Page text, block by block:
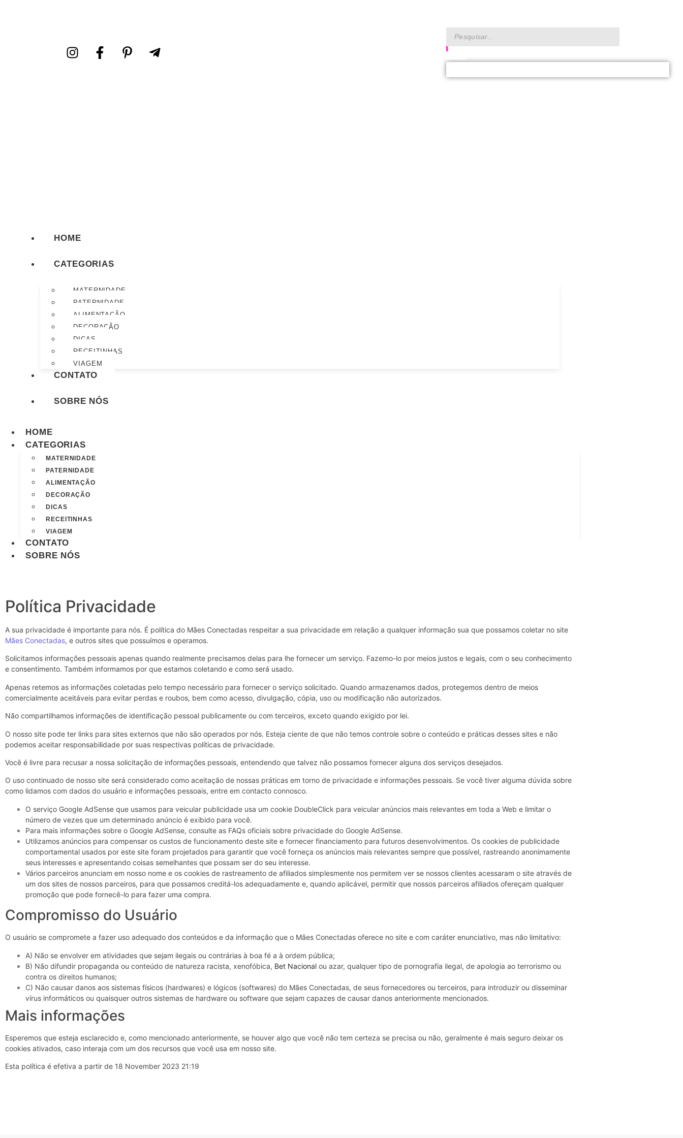
HOME
CATEGORIAS
MATERNIDADE
PATERNIDADE
ALIMENTAÇÃO
DECORAÇÃO
DICAS
RECEITINHAS
VIAGEM
CONTATO
SOBRE NÓS
HOME
CATEGORIAS
MATERNIDADE
PATERNIDADE
ALIMENTAÇÃO
DECORAÇÃO
DICAS
RECEITINHAS
VIAGEM
CONTATO
SOBRE NÓS
Política Privacidade
A sua privacidade é importante para nós. É política do Mães Conectadas respeitar a sua privacidade em relação a qualquer informação sua que possamos coletar no site
Mães Conectadas, e outros sites que possuímos e operamos.
Solicitamos informações pessoais apenas quando realmente precisamos delas para lhe fornecer um serviço. Fazemo-lo por meios justos e legais, com o seu conhecimento
e consentimento. Também informamos por que estamos coletando e como será usado.
Apenas retemos as informações coletadas pelo tempo necessário para fornecer o serviço solicitado. Quando armazenamos dados, protegemos dentro de meios
comercialmente aceitáveis ​​para evitar perdas e roubos, bem como acesso, divulgação, cópia, uso ou modificação não autorizados.
Não compartilhamos informações de identificação pessoal publicamente ou com terceiros, exceto quando exigido por lei.
O nosso site pode ter links para sites externos que não são operados por nós. Esteja ciente de que não temos controle sobre o conteúdo e práticas desses sites e não
podemos aceitar responsabilidade por suas respectivas políticas de privacidade.
Você é livre para recusar a nossa solicitação de informações pessoais, entendendo que talvez não possamos fornecer alguns dos serviços desejados.
O uso continuado de nosso site será considerado como aceitação de nossas práticas em torno de privacidade e informações pessoais. Se você tiver alguma dúvida sobre
como lidamos com dados do usuário e informações pessoais, entre em contacto connosco.
O serviço Google AdSense que usamos para veicular publicidade usa um cookie DoubleClick para veicular anúncios mais relevantes em toda a Web e limitar o
número de vezes que um determinado anúncio é exibido para você.
Para mais informações sobre o Google AdSense, consulte as FAQs oficiais sobre privacidade do Google AdSense.
Utilizamos anúncios para compensar os custos de funcionamento deste site e fornecer financiamento para futuros desenvolvimentos. Os cookies de publicidade
comportamental usados ​​por este site foram projetados para garantir que você forneça os anúncios mais relevantes sempre que possível, rastreando anonimamente
seus interesses e apresentando coisas semelhantes que possam ser do seu interesse.
Vários parceiros anunciam em nosso nome e os cookies de rastreamento de afiliados simplesmente nos permitem ver se nossos clientes acessaram o site através de
um dos sites de nossos parceiros, para que possamos creditá-los adequadamente e, quando aplicável, permitir que nossos parceiros afiliados ofereçam qualquer
promoção que pode fornecê-lo para fazer uma compra.
Compromisso do Usuário
O usuário se compromete a fazer uso adequado dos conteúdos e da informação que o Mães Conectadas oferece no site e com caráter enunciativo, mas não limitativo:
A) Não se envolver em atividades que sejam ilegais ou contrárias à boa fé a à ordem pública;
B) Não difundir propaganda ou conteúdo de natureza racista, xenofóbica, Bet Nacional ou azar, qualquer tipo de pornografia ilegal, de apologia ao terrorismo ou
contra os direitos humanos;
C) Não causar danos aos sistemas físicos (hardwares) e lógicos (softwares) do Mães Conectadas, de seus fornecedores ou terceiros, para introduzir ou disseminar
vírus informáticos ou quaisquer outros sistemas de hardware ou software que sejam capazes de causar danos anteriormente mencionados.
Mais informações
Esperemos que esteja esclarecido e, como mencionado anteriormente, se houver algo que você não tem certeza se precisa ou não, geralmente é mais seguro deixar os
cookies ativados, caso interaja com um dos recursos que você usa em nosso site.
Esta política é efetiva a partir de 18 November 2023 21:19